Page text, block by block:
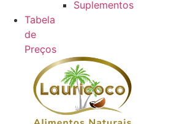
Suplementos
Tabela
de
Preços